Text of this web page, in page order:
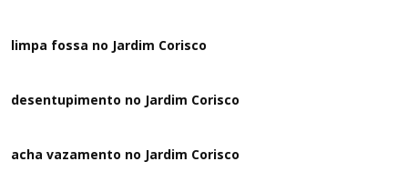
limpa fossa no Jardim Corisco
desentupimento no Jardim Corisco
acha vazamento no Jardim Corisco